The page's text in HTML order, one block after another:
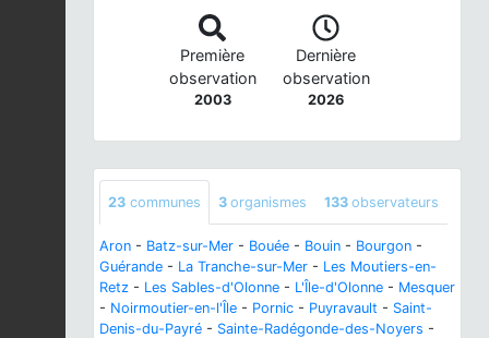
Première
observation
2003
Dernière
observation
2026
23 communes 3 organismes 133 observateurs
Aron - Batz-sur-Mer - Bouée - Bouin - Bourgon -
Guérande - La Tranche-sur-Mer - Les Moutiers-en-
Retz - Les Sables-d'Olonne - L'Île-d'Olonne - Mesquer
- Noirmoutier-en-l'Île - Pornic - Puyravault - Saint-
Denis-du-Payré - Sainte-Radégonde-des-Noyers -